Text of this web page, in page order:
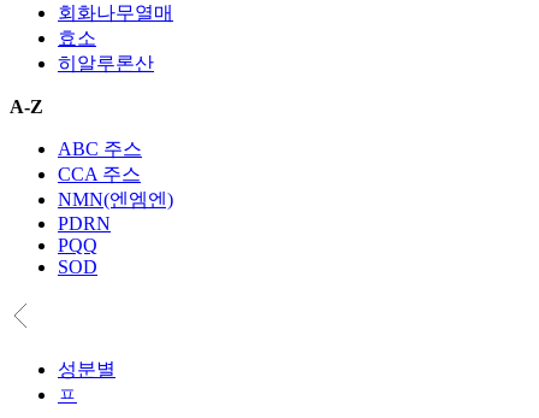
회화나무열매
효소
히알루론산
A-Z
ABC 주스
CCA 주스
NMN(엔엠엔)
PDRN
PQQ
SOD
성분별
ㅍ